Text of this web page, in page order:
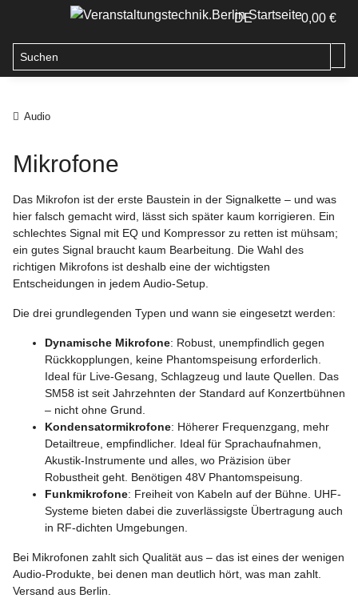
DE 0,00 €
Audio
Mikrofone
Das Mikrofon ist der erste Baustein in der Signalkette – und was
hier falsch gemacht wird, lässt sich später kaum korrigieren. Ein
schlechtes Signal mit EQ und Kompressor zu retten ist mühsam;
ein gutes Signal braucht kaum Bearbeitung. Die Wahl des
richtigen Mikrofons ist deshalb eine der wichtigsten
Entscheidungen in jedem Audio-Setup.
Die drei grundlegenden Typen und wann sie eingesetzt werden:
Dynamische Mikrofone: Robust, unempfindlich gegen
Rückkopplungen, keine Phantomspeisung erforderlich.
Ideal für Live-Gesang, Schlagzeug und laute Quellen. Das
SM58 ist seit Jahrzehnten der Standard auf Konzertbühnen
– nicht ohne Grund.
Kondensatormikrofone: Höherer Frequenzgang, mehr
Detailtreue, empfindlicher. Ideal für Sprachaufnahmen,
Akustik-Instrumente und alles, wo Präzision über
Robustheit geht. Benötigen 48V Phantomspeisung.
Funkmikrofone: Freiheit von Kabeln auf der Bühne. UHF-
Systeme bieten dabei die zuverlässigste Übertragung auch
in RF-dichten Umgebungen.
Bei Mikrofonen zahlt sich Qualität aus – das ist eines der wenigen
Audio-Produkte, bei denen man deutlich hört, was man zahlt.
Versand aus Berlin.